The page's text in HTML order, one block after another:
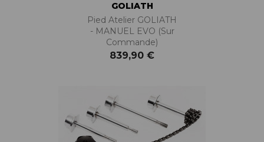
GOLIATH
Pied Atelier GOLIATH
- MANUEL EVO (sur
Commande)
839,90 €